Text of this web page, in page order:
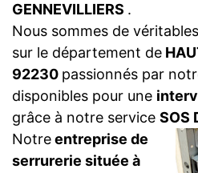
GENNEVILLIERS .
Nous sommes de véritables
sur le département de
92230 passionnés par
disponibles pour une
grâce à notre service SOS
Notreentreprise de
serrurerie située à